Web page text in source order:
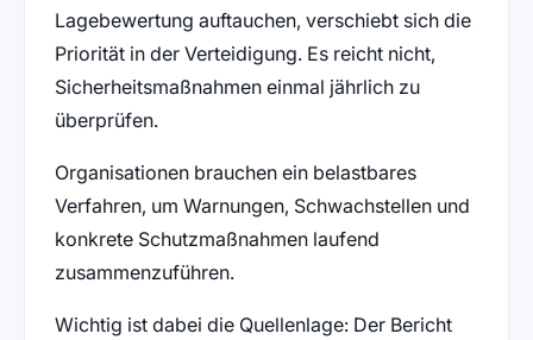
Lagebewertung auftauchen, verschiebt sich die
Priorität in der Verteidigung. Es reicht nicht,
Sicherheitsmaßnahmen einmal jährlich zu
überprüfen.
Organisationen brauchen ein belastbares
Verfahren, um Warnungen, Schwachstellen und
konkrete Schutzmaßnahmen laufend
zusammenzuführen.
Wichtig ist dabei die Quellenlage: Der Bericht